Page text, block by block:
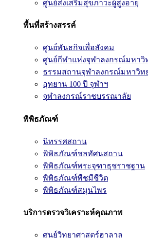
ศูนย์ส่งเสริมสุขภาวะผู้สูงอายุ
พื้นที่สร้างสรรค์
ศูนย์พันธกิจเพื่อสังคม
ศูนย์กีฬาแห่งจุฬาลงกรณ์มหาวิ
ธรรมสถานจุฬาลงกรณ์มหาวิท
อุทยาน 100 ปี จุฬาฯ
จุฬาลงกรณ์ราชบรรณาลัย
พิพิธภัณฑ์
นิทรรศสถาน
พิพิธภัณฑ์ชลทัศนสถาน
พิพิธภัณฑ์พระจุฑาธุชราชฐาน
พิพิธภัณฑ์พืชมีชีวิต
พิพิธภัณฑ์สมุนไพร
บริการตรวจวิเคราะห์คุณภาพ
ศูนย์วิทยาศาสตร์ฮาลาล